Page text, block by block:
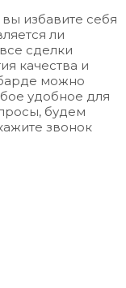
избавите себя
ли
сделки
качества и
можно
удобное для
будем
звонок